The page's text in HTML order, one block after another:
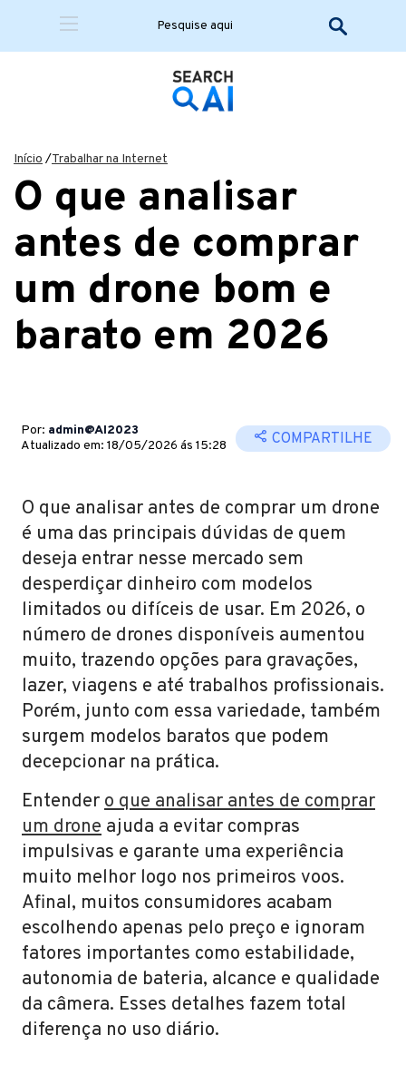
Início /Trabalhar na Internet
O que analisar
antes de comprar
um drone bom e
barato em 2026
Por: admin@AI2023
Atualizado em: 18/05/2026 ás 15:28
COMPARTILHE
O que analisar antes de comprar um drone
é uma das principais dúvidas de quem
deseja entrar nesse mercado sem
desperdiçar dinheiro com modelos
limitados ou difíceis de usar. Em 2026, o
número de drones disponíveis aumentou
muito, trazendo opções para gravações,
lazer, viagens e até trabalhos profissionais.
Porém, junto com essa variedade, também
surgem modelos baratos que podem
decepcionar na prática.
Entender o que analisar antes de comprar
um drone ajuda a evitar compras
impulsivas e garante uma experiência
muito melhor logo nos primeiros voos.
Afinal, muitos consumidores acabam
escolhendo apenas pelo preço e ignoram
fatores importantes como estabilidade,
autonomia de bateria, alcance e qualidade
da câmera. Esses detalhes fazem total
diferença no uso diário.